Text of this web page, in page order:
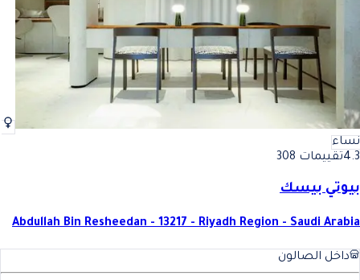
نساء
4.3تقييمات 308
بيوتي بيسك
Abdullah Bin Resheedan - 13217 - Riyadh Region - Saudi Arabia
داخل الصالون